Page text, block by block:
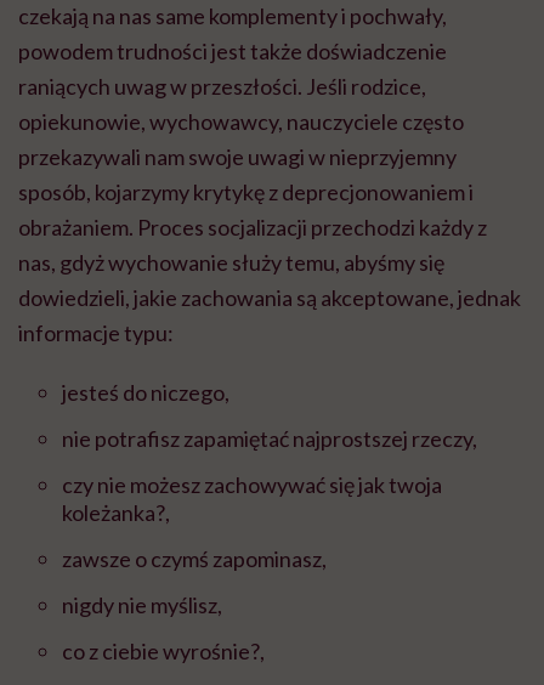
czekają na nas same komplementy i pochwały,
powodem trudności jest także doświadczenie
raniących uwag w przeszłości. Jeśli rodzice,
opiekunowie, wychowawcy, nauczyciele często
przekazywali nam swoje uwagi w nieprzyjemny
sposób, kojarzymy krytykę z deprecjonowaniem i
obrażaniem. Proces socjalizacji przechodzi każdy z
nas, gdyż wychowanie służy temu, abyśmy się
dowiedzieli, jakie zachowania są akceptowane, jednak
informacje typu:
jesteś do niczego,
nie potrafisz zapamiętać najprostszej rzeczy,
czy nie możesz zachowywać się jak twoja
koleżanka?,
zawsze o czymś zapominasz,
nigdy nie myślisz,
co z ciebie wyrośnie?,